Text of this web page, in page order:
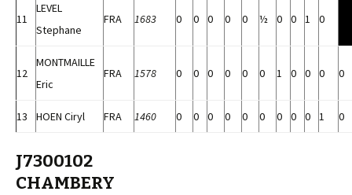
11
LEVEL
Stephane
FRA 1683 0 0 0 0 0 ½ 0 0 1 0
12
MONTMAILLE
Eric
FRA 1578 0 0 0 0 0 0 1 0 0 0 0
13 HOEN Ciryl FRA 1460 0 0 0 0 0 0 0 0 0 1 0
J7300102
CHAMBERY